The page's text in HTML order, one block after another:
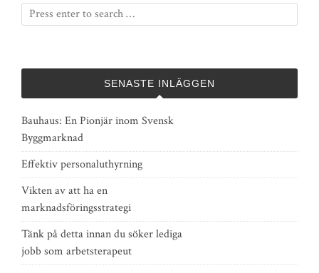
SENASTE INLÄGGEN
Bauhaus: En Pionjär inom Svensk
Byggmarknad
Effektiv personaluthyrning
Vikten av att ha en
marknadsföringsstrategi
Tänk på detta innan du söker lediga
jobb som arbetsterapeut